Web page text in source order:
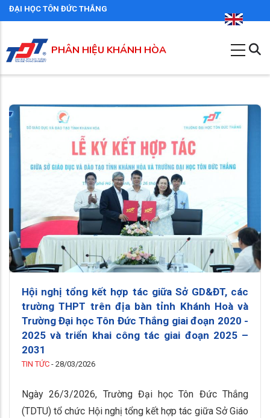
Nhảy
đến
dung
ĐẠI HỌC TÔN ĐỨC THẮNG
PHÂN HIỆU KHÁNH HÒA
Hội nghị tổng kết hợp tác giữa Sở GD&ĐT, các
trường THPT trên địa bàn tỉnh Khánh Hoà và
Trường Đại học Tôn Đức Thắng giai đoạn 2020 -
2025 và triển khai công tác giai đoạn 2025 –
2031
TIN TỨC - 28/03/2026
Ngày 26/3/2026, Trường Đại học Tôn Đức Thắng
(TDTU) tổ chức Hội nghị tổng kết hợp tác giữa Sở Giáo